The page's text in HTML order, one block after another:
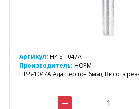
Артикул: HP-S-1047A
Производитель: НОРМ
HP-S-1047A Адаптер (d= 6мм), Высота